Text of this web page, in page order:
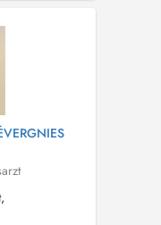
aptitude